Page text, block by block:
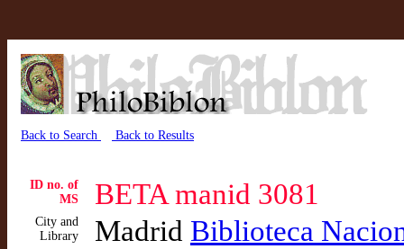
Back to Search Back to Results
ID no. of
MS
BETA manid 3081
City and
Library
Madrid Biblioteca